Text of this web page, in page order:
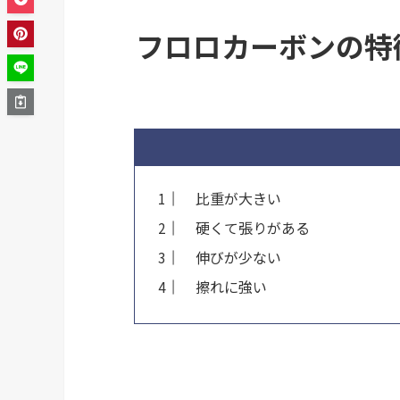
フロロカーボンの
比重が大きい
硬くて張りがある
伸びが少ない
擦れに強い